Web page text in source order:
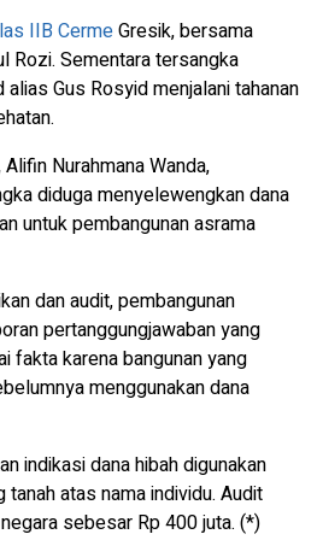
IIB CermeGresik, bersama
Rozi. Sementara tersangka
Gus Rosyid menjalani tahanan
Nurahmana Wanda,
diduga menyelewengkan dana
untuk pembangunan asrama
dan audit, pembangunan
pertanggungjawaban yang
fakta karena bangunan yang
menggunakan dana
indikasi dana hibah digunakan
atas nama individu. Audit
sebesar Rp 400 juta. (*)